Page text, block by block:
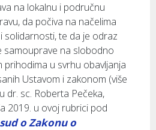
na lokalnu i područnu
da počiva na načelima
solidarnosti, te da je odraz
samouprave na slobodno
prihodima u svrhu obavljanja
Ustavom i zakonom (više
dr. sc. Roberta Pečeka,
2019. u ovoj rubrici pod
o Zakonu o